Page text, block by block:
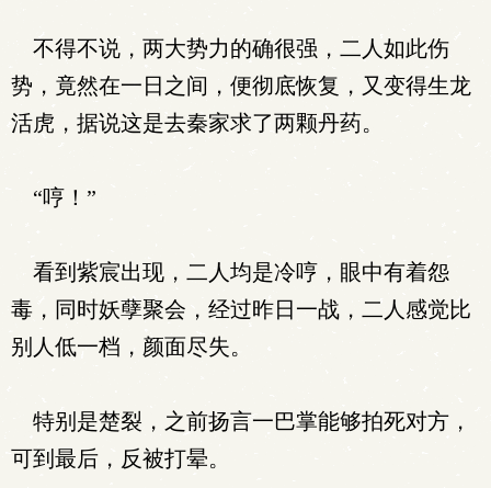
不得不说，两大势力的确很强，二人如此伤
势，竟然在一日之间，便彻底恢复，又变得生龙
活虎，据说这是去秦家求了两颗丹药。
“哼！”
看到紫宸出现，二人均是冷哼，眼中有着怨
毒，同时妖孽聚会，经过昨日一战，二人感觉比
别人低一档，颜面尽失。
特别是楚裂，之前扬言一巴掌能够拍死对方，
可到最后，反被打晕。